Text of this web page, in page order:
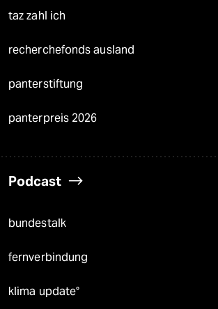
taz zahl ich
recherchefonds ausland
panterstiftung
panterpreis 2026
Podcast
bundestalk
fernverbindung
klima update°